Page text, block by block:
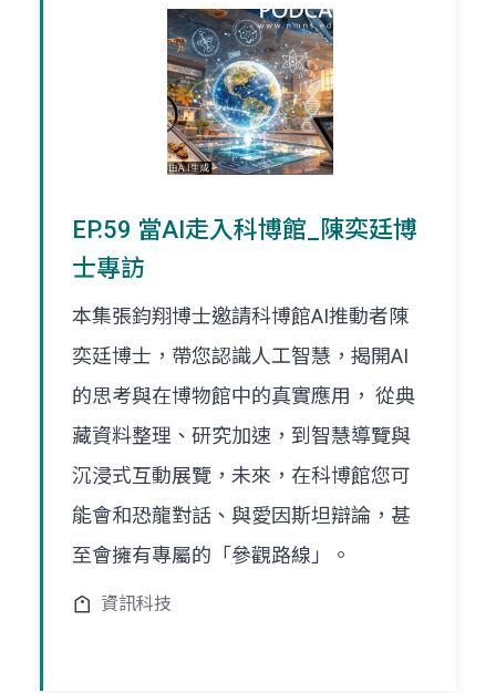
EP.59 當AI走入科博館_陳奕廷博
士專訪
本集張鈞翔博士邀請科博館AI推動者陳
奕廷博士，帶您認識人工智慧，揭開AI
的思考與在博物館中的真實應用， 從典
藏資料整理、研究加速，到智慧導覽與
沉浸式互動展覽，未來，在科博館您可
能會和恐龍對話、與愛因斯坦辯論，甚
至會擁有專屬的「參觀路線」。
資訊科技